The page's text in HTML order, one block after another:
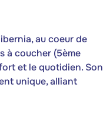
au coeur de
à coucher (5ème
et le quotidien. Son
unique, alliant